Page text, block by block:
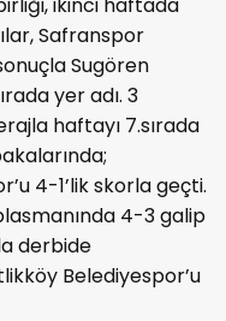
Safranspor
Sugören
yer adı. 3
haftayı 7.sırada
4-1’lik skorla geçti.
4-3 galip
derbide
Belediyespor’u